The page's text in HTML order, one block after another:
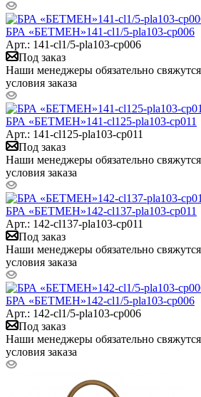
БРА «БЕТМЕН»141-cl1/5-pla103-cp006
Арт.: 141-cl1/5-pla103-cp006
Под заказ
Наши менеджеры обязательно
условия заказа
БРА «БЕТМЕН»141-cl125-pla103-cp011
Арт.: 141-cl125-pla103-cp011
Под заказ
Наши менеджеры обязательно
условия заказа
БРА «БЕТМЕН»142-cl137-pla103-cp011
Арт.: 142-cl137-pla103-cp011
Под заказ
Наши менеджеры обязательно
условия заказа
БРА «БЕТМЕН»142-cl1/5-pla103-cp006
Арт.: 142-cl1/5-pla103-cp006
Под заказ
Наши менеджеры обязательно
условия заказа